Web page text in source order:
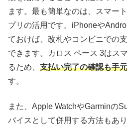
ます。最も簡単なのは、スマー
プリの活用です。iPhoneや
ておけば、改札やコンビニでの
できます。カロス ペース 3はス
るため、 支払い完了の確認も手
す。
また、Apple WatchやGarminの
バイスとして併用する方法もあ